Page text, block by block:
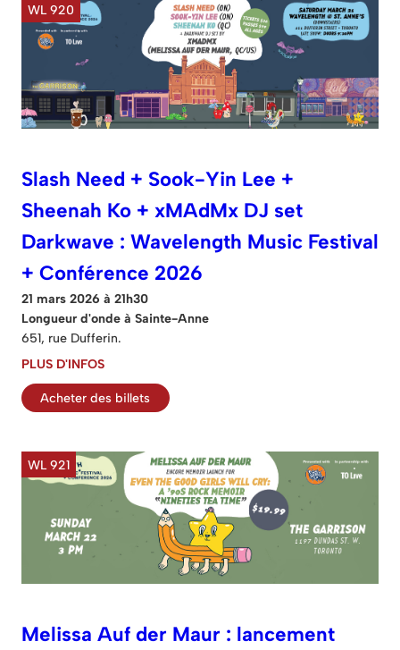
WL 920
Slash Need + Sook-Yin Lee +
Sheenah Ko + xMAdMx DJ set
Darkwave : Wavelength Music Festival
+ Conférence 2026
21 mars 2026 à 21h30
Longueur d'onde à Sainte-Anne
651, rue Dufferin.
PLUS D'INFOS
Acheter des billets
WL 921
Melissa Auf der Maur : lancement